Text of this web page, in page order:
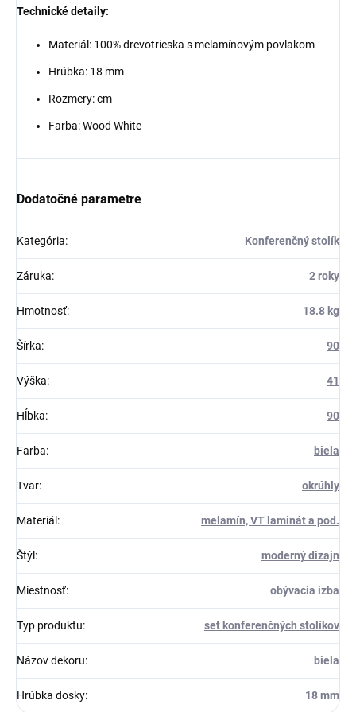
Technické detaily:
Materiál: 100% drevotrieska s melamínovým povlakom
Hrúbka: 18 mm
Rozmery: cm
Farba: Wood White
Dodatočné parametre
Kategória: Konferenčný stolík
Záruka: 2 roky
Hmotnosť: 18.8 kg
Šírka: 90
Výška: 41
Hĺbka: 90
Farba: biela
Tvar: okrúhly
Materiál : melamín, VT laminát a pod.
Štýl : moderný dizajn
Miestnosť: obývacia izba
Typ produktu: set konferenčných stolíkov
Názov dekoru: biela
Hrúbka dosky: 18 mm